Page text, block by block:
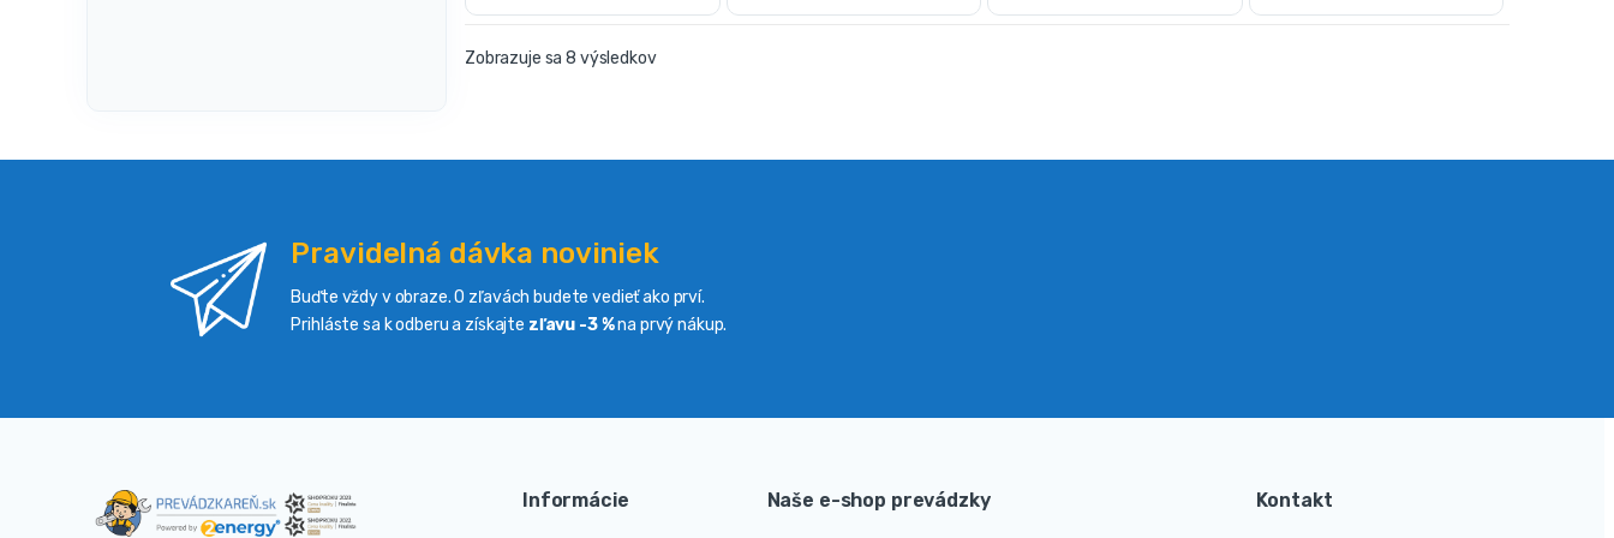
Zobrazuje sa 8 výsledkov
Pravidelná dávka noviniek
Buďte vždy v obraze. O zľavách budete vedieť ako prví.
Prihláste sa k odberu a získajte zľavu -3 %na prvý nákup.
Informácie Naše e-shop prevádzky Kontakt